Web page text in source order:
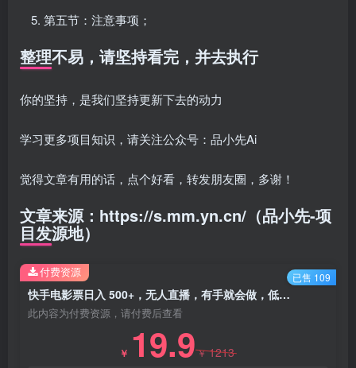
第五节：注意事项；
整理不易，请坚持看完，并去执行
你的坚持，是我们坚持更新下去的动力
学习更多项目知识，请关注公众号：品小先Ai
觉得文章有用的话，点个好看，转发朋友圈，多谢！
文章来源：https://s.mm.yn.cn/（品小先-项
目发源地）
快手电影票日入 500+，无人直播，有手就会做，低投入 零风险 变现快！ - 资源之家
此内容为付费资源，请付费后查看
￥ 19.9￥1213
付费资源 已售 109